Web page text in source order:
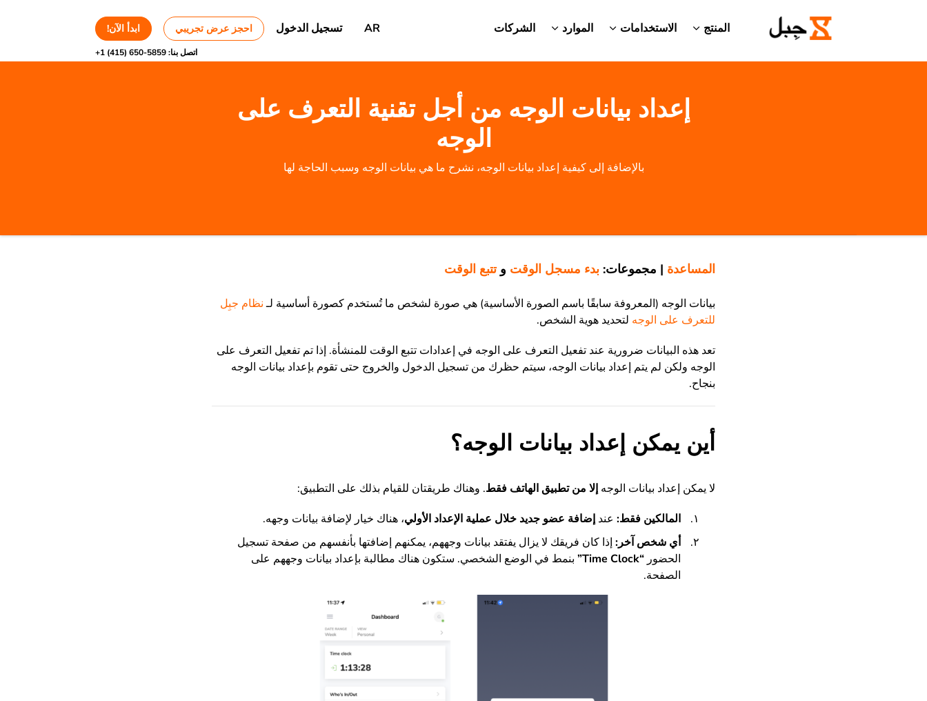
المنتج الاستخدامات الموارد الشركات AR تسجيل الدخول احجز عرض تجريبي ابدأ الآن!
اتصل بنا:+1 (415) 650-5859
إعداد بيانات الوجه من أجل تقنية التعرف على
الوجه
بالإضافة إلى كيفية إعداد بيانات الوجه، نشرح ما هي بيانات الوجه وسبب الحاجة لها
المساعدة | مجموعات: بدء مسجل الوقت وتتبع الوقت
بيانات الوجه (المعروفة سابقًا باسم الصورة الأساسية) هي صورة لشخص ما تُستخدم كصورة أساسية لـنظام جبِل
للتعرف على الوجه لتحديد هوية الشخص.
تعد هذه البيانات ضرورية عند تفعيل التعرف على الوجه في إعدادات تتبع الوقت للمنشأة. إذا تم تفعيل التعرف على
الوجه ولكن لم يتم إعداد بيانات الوجه، سيتم حظرك من تسجيل الدخول والخروج حتى تقوم بإعداد بيانات الوجه
بنجاح.
أين يمكن إعداد بيانات الوجه؟
لا يمكن إعداد بيانات الوجه إلا من تطبيق الهاتف فقط. وهناك طريقتان للقيام بذلك على التطبيق:
المالكين فقط: عند إضافة عضو جديد خلال عملية الإعداد الأولي، هناك خيار لإضافة بيانات وجهه.
أي شخص آخر:إذا كان فريقك لا يزال يفتقد بيانات وجههم، يمكنهم إضافتها بأنفسهم من صفحة تسجيل
الحضور “Time Clock”
بنمط في الوضع الشخصي. ستكون هناك مطالبة بإعداد بيانات وجههم على
الصفحة.